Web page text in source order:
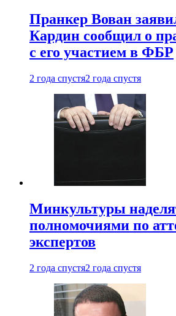
Пранкер Вован
Кардин сообщил о
с его участием в ФБР
2 года спустя2 года спустя
Минкультуры
полномочиями по
экспертов
2 года спустя2 года спустя